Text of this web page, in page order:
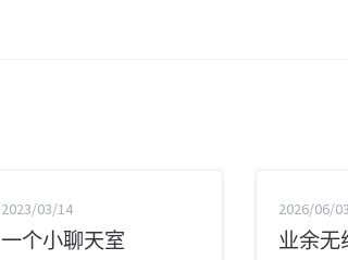
2023/03/14
一个小聊天室
2026/06/
业余无